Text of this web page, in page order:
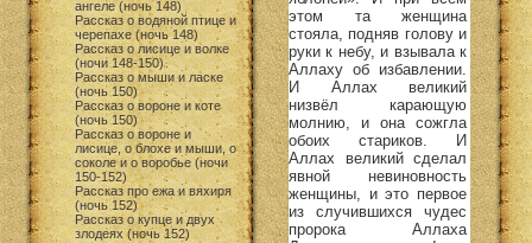
ангеле (ночь 148)
Рассказ о водяной птице и
черепахе (ночь 148)
Рассказ о лисице и волке
(ночи 148-150)
Рассказ о мыши и ласке
(ночь 150)
Рассказ о вороне и коте
(ночь 150)
Рассказ о вороне и
лисице, о блохе и мыши, о
соколе и о воробье (ночи
150-152)
Рассказ про ежа и вяхиря
(ночь 152)
Рассказ о купце и двух
злодеях (ночь 152)
этом та женщина
стояла, подняв голову и
руки к небу, и взывала к
Аллаху об избавлении.
И Аллах великий
низвёл карающую
молнию, и она сожгла
обоих стариков. И
Аллах великий сделал
явной невиновность
женщины, и это первое
из случившихся чудес
пророка Аллаха